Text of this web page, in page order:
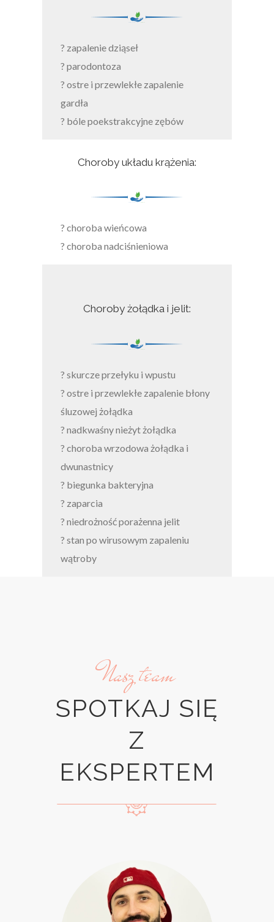
? zapalenie dziąseł
? parodontoza
? ostre i przewlekłe zapalenie
gardła
? bóle poekstrakcyjne zębów
Choroby układu krążenia:
? choroba wieńcowa
? choroba nadciśnieniowa
Choroby żołądka i jelit:
? skurcze przełyku i wpustu
? ostre i przewlekłe zapalenie błony
śluzowej żołądka
? nadkwaśny nieżyt żołądka
? choroba wrzodowa żołądka i
dwunastnicy
? biegunka bakteryjna
? zaparcia
? niedrożność porażenna jelit
? stan po wirusowym zapaleniu
wątroby
Nasz team
SPOTKAJ SIĘ
Z
EKSPERTEM